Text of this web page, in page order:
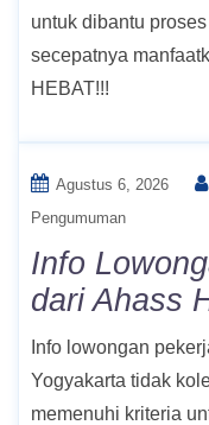
untuk dibantu
secepatnya
HEBAT!!!
Agustus 6, 2026
Pengumuman
Info
dari Ahass
Info lowongan
Yogyakarta tidak
memenuhi kriteria